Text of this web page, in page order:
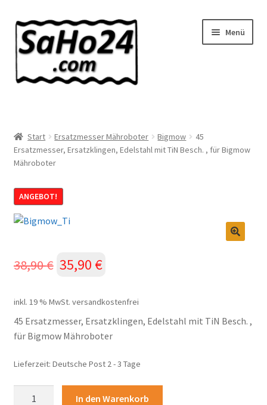
Zur
Navigation
springen
Zum
Inhalt
springen
Menü
Shop
Über uns
News
Wissenswertes!
Kontakt
Start Ersatzmesser Mähroboter Bigmow
45
Ersatzmesser, Ersatzklingen, Edelstahl mit TiN Besch. , für Bigmow
Mähroboter
ANGEBOT!
38,90€ Ursprünglicher
war:
38,90 €
35,90 €
ist:
35,90 €.
inkl. 19 % MwSt. versandkostenfrei
45 Ersatzmesser, Ersatzklingen, Edelstahl mit TiN Besch. ,
für Bigmow Mähroboter
Lieferzeit: Deutsche Post 2 - 3 Tage
In den Warenkorb